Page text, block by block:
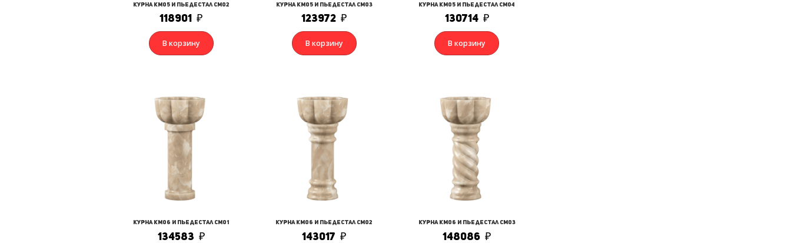
Курна КМ05 и Пьедестал СМ02
118901 ₽
В корзину
Курна КМ05 и Пьедестал СМ03
123972 ₽
В корзину
Курна КМ05 и Пьедестал СМ04
130714 ₽
В корзину
Курна КМ06 и Пьедестал СМ01
134583 ₽
Курна КМ06 и Пьедестал СМ02
143017 ₽
Курна КМ06 и Пьедестал СМ03
148086 ₽